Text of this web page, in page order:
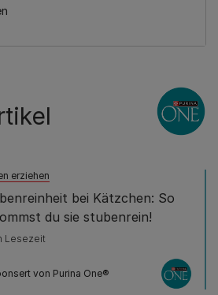
erziehen
bei Kätzchen: So
du sie stubenrein!
Lesezeit
von Purina One®